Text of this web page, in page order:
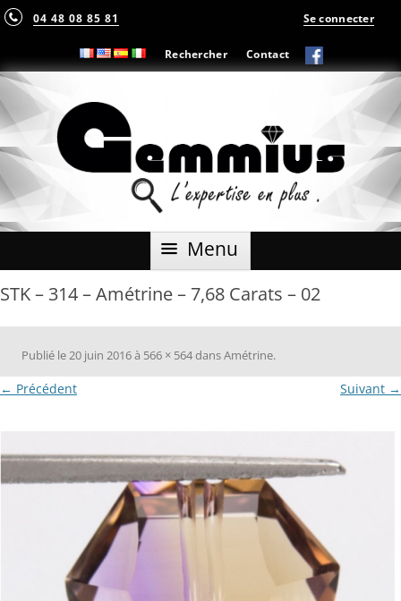
04 48 08 85 81
Rechercher Contact
Se connecter
Menu Aller
STK – 314 – Amétrine – 7,68 Carats – 02
Publié le20 juin 2016à 566 × 564dansAmétrine.
← Précédent Suivant →